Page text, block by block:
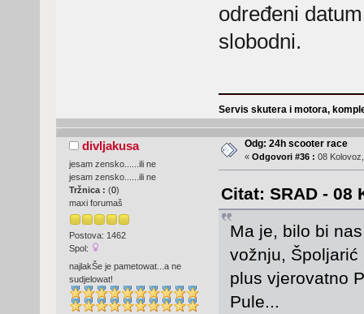
određeni
slobodni.
Servis skutera i motora,
divljakusa
jesam zensko......ili ne
jesam zensko......ili ne
Tržnica : (0)
maxi forumaš
Postova: 1462
Spol:
najlakŠe je pametowat...a ne
sudjelowat!
Odg: 24h scooter race
« Odgovori #36 : 08
Citat: SRAD - 08
Ma je, bilo bi
vožnju,
plus vjerovatno
Pule...